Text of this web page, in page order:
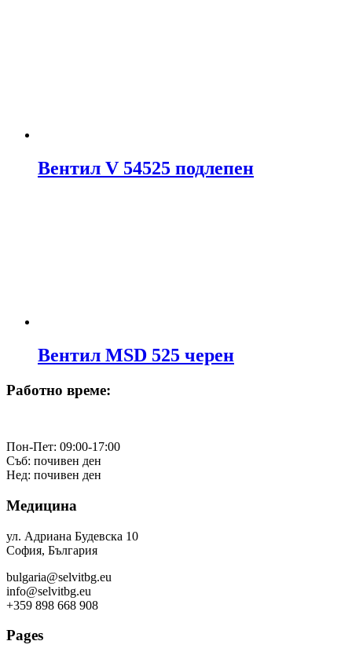
Вентил V 54525 подлепен
Вентил MSD 525 черен
Работно време:
Пон-Пет: 09:00-17:00
Съб: почивен ден
Нед: почивен ден
Медицина
ул. Адриана Будевска 10
София, България
bulgaria@selvitbg.eu
info@selvitbg.eu
+359 898 668 908
Pages